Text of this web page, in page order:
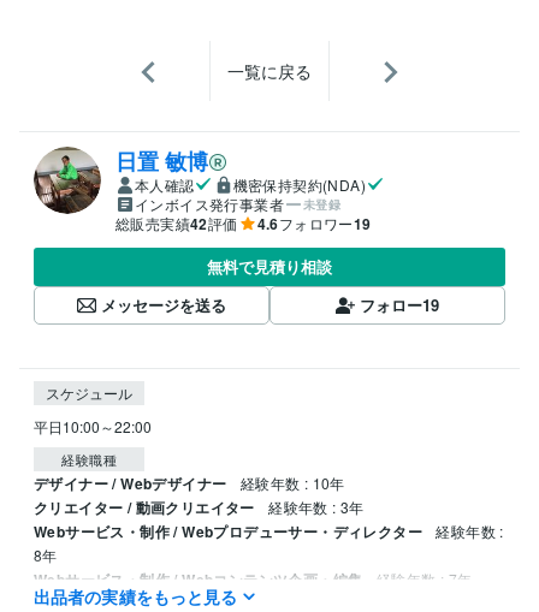
一覧に戻る
日置 敏博
本人確認
機密保持契約(NDA)
インボイス発行事業者
未登録
総販売実績42評価 4.6フォロワー19
無料で見積り相談
メッセージを送る
フォロー19
スケジュール
平日10:00～22:00
経験職種
デザイナー / Webデザイナー 経験年数 : 10年
クリエイター / 動画クリエイター 経験年数 : 3年
Webサービス・制作 / Webプロデューサー・ディレクター
経験年数 :
8年
Webサービス・制作 / Webコンテンツ企画・編集 経験年数 : 7年
営業 / 個人営業 経験年数 : 20年
出品者の実績をもっと見る